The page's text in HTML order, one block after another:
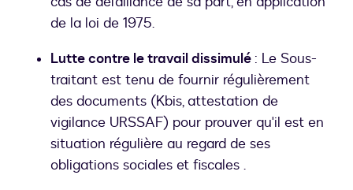
de la loi de 1975.
Lutte contre le travail dissimulé : Le Sous-
traitant est tenu de fournir régulièrement
des documents (Kbis, attestation de
vigilance URSSAF) pour prouver qu'il est en
situation régulière au regard de ses
obligations sociales et fiscales .